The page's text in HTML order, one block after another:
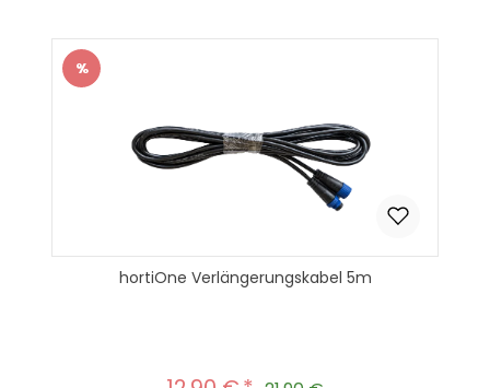
Rabatt
%
hortiOne Verlängerungskabel 5m